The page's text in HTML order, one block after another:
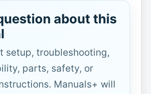
about this
setup, troubleshooting,
parts, safety, or
Manuals+ will